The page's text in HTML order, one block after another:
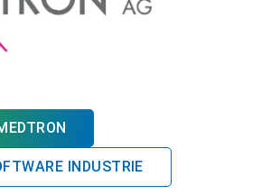
INDUSTRIE